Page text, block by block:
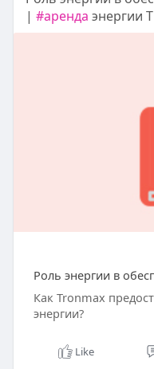
| #аренда энергии
Роль энергии в
Как Tronmax
энергии?
Like